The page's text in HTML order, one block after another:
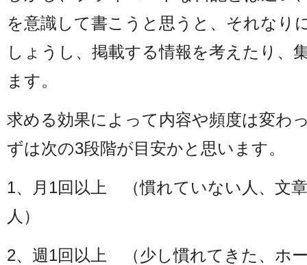
を意識して書こうと思うと、それなり
しょうし、掲載する情報を考えたり、
ます。
求める効果によって内容や頻度は変わ
ずは次の3段階が目安かと思います。
1、月1回以上 （慣れていない人、文
人）
2、週1回以上 （少し慣れてきた、ホ